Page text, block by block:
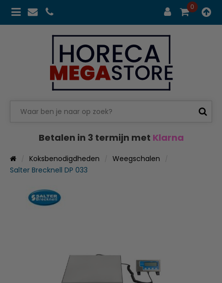
0
Betalen in 3 termijn met Klarna
Koksbenodigdheden
Weegschalen
Salter Brecknell DP 033